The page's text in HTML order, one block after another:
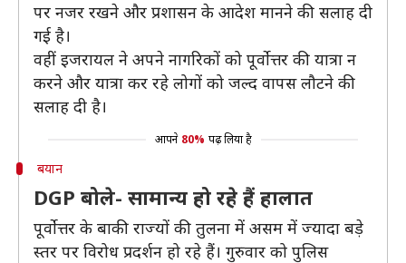
पर नजर रखने और प्रशासन के आदेश मानने की सलाह दी
गई है।
वहीं इजरायल ने अपने नागरिकों को पूर्वोत्तर की यात्रा न
करने और यात्रा कर रहे लोगों को जल्द वापस लौटने की
सलाह दी है।
आपने 80% पढ़ लिया है
बयान
DGP बोले- सामान्य हो रहे हैं हालात
पूर्वोत्तर के बाकी राज्यों की तुलना में असम में ज्यादा बड़े
स्तर पर विरोध प्रदर्शन हो रहे हैं। गुरुवार को पुलिस